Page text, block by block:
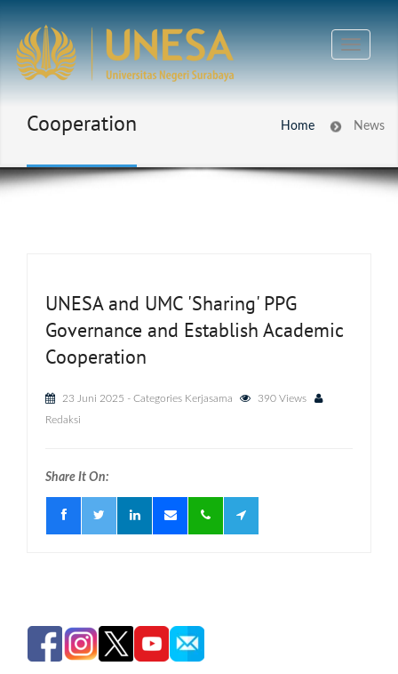
Cooperation Home News
UNESA and UMC 'Sharing' PPG
Governance and Establish Academic
Cooperation
23 Juni 2025 - Categories Kerjasama
390 Views
Redaksi
Share It On: